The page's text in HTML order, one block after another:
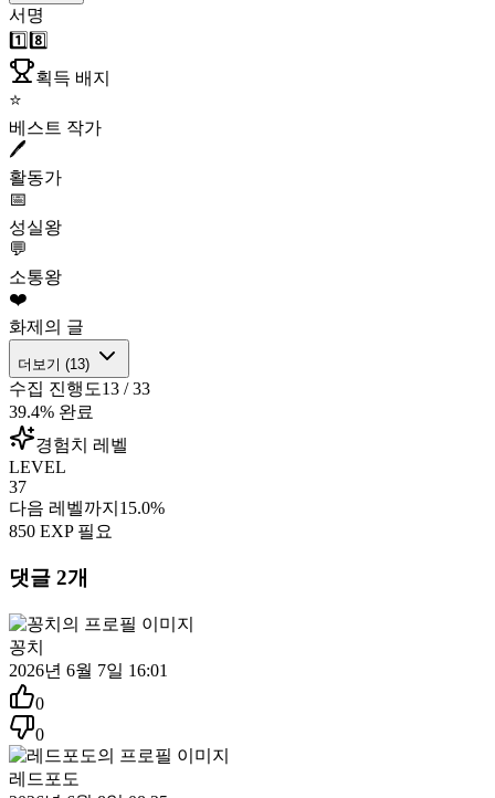
서명
1️⃣8️⃣
획득 배지
⭐
베스트 작가
🖊️
활동가
📅
성실왕
💬
소통왕
❤️
화제의 글
더보기 (13)
수집 진행도13 /33
39.4% 완료
경험치 레벨
LEVEL
37
다음 레벨까지 15.0%
850 EXP 필요
댓글 2개
꽁치
2026년 6월 7일 16:01
0
0
레드포도